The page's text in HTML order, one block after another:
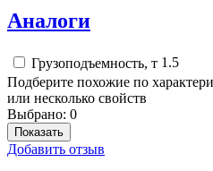
Аналоги
Грузоподъемность, т 1.5
Подберите похожие по
или несколько свойств
Выбрано: 0
Показать
Добавить отзыв